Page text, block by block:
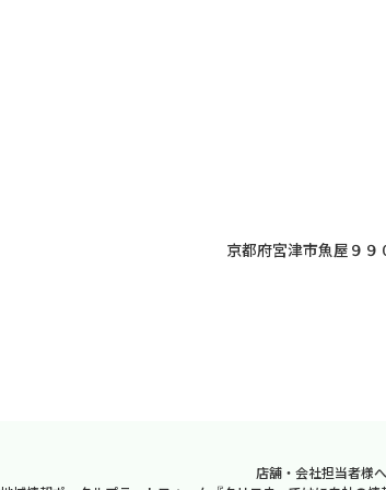
京都府宮津市魚屋９９
店舗・会社担当者様へ